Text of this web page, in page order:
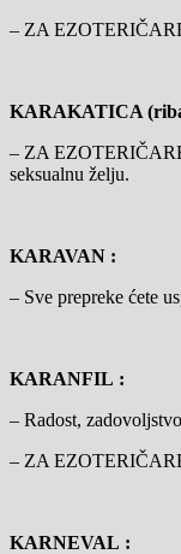
– ZA
KARAKATICA
– ZA
seksualnu želju.
KARAVAN :
– Sve prepreke ćete
KARANFIL :
– Radost,
– ZA
KARNEVAL :